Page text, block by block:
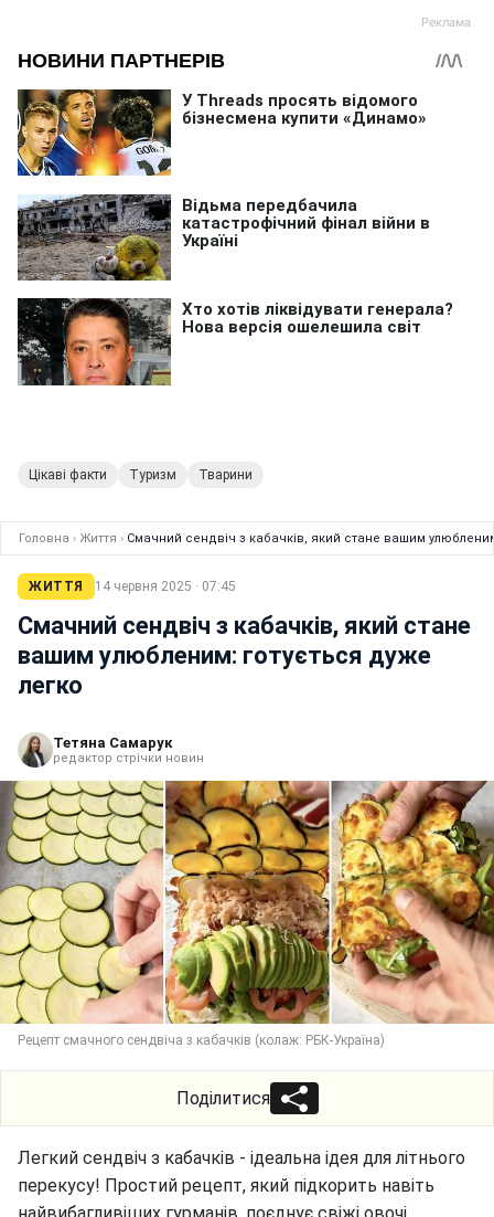
Цікаві факти Туризм Тварини
Головна › Життя › Смачний сендвіч з кабачків, який стане вашим
ЖИТТЯ 14 червня 2025 · 07:45
Смачний сендвіч з кабачків, який стане
вашим улюбленим: готується дуже
легко
Тетяна Самарук
редактор стрічки новин
Рецепт смачного сендвіча з кабачків (колаж: РБК-Україна)
Поділитися
Легкий сендвіч з кабачків - ідеальна ідея для літнього
перекусу! Простий рецепт, який підкорить навіть
найвибагливіших гурманів, поєднує свіжі овочі,